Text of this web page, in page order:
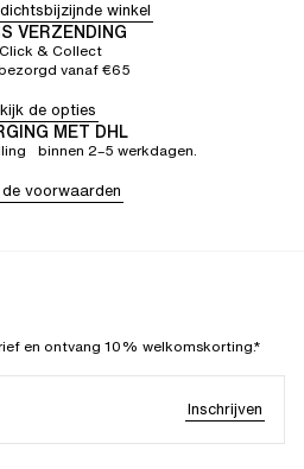
winkel
VERZENDING
& Collect
vanaf €65
de opties
MET DHL
binnen 2–5 werkdagen.
voorwaarden
en ontvang 10% welkomskorting.*
Inschrijven